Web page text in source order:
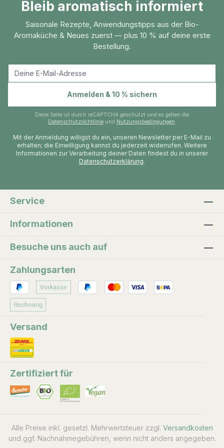
seit Jahrtausenden in vielen Kulturen auf der
Der Ingwer, der Wurzelstock auch
Ingwerwurzel genannt ist eine Pflanzenart aus
der Gattung Ingwer (Zingiber). Ingwer ist eine
krautige Pflanze, die Wuchshöhen von 50 bis
ca. 1,50 Zentimeter erreichen kann. Die Pflanze
den Tropen und Subtropen. Er wird traditionell
in Ländern wie u.a. Indien, Nigeria, China,
Nepal, Thailand, einigen Staaten in Südamerika
angebaut. Die genaue Heimat der Pflanze ist
unbekannt. Im 9. Jh. wurde die Pflanze im
deutschen Sprachraum bekannt. Der kultivierte
Ernte erfolgt meist noch von Hand. Die
Ingwerpflanze wird inzwischen sogar auch in
bezeichnet man die jung geernteten, milder
der Chilischoten aus Amerika war Ingwer neben
Pfeffer in Ostasien meist das einzige
verfügbare scharfe Gewürz.
Bleib aromatisch informiert
Saisonale Rezepte, Anwendungstipps aus der Bio-
Aromaküche & Neues zuerst — plus 10 % auf deine erste
Bestellung.
Anmelden & 10 % sichern
Diese Seite ist durch reCAPTCHA geschützt und es gelten die
Datenschutzrichtlinieund Nutzungsbedingungen.
Mit der Anmeldung willigst du ein, unseren Newsletter per E-Mail zu
erhalten; die Einwilligung kannst du jederzeit widerrufen. Weitere
Informationen zur Verarbeitung deiner Daten findest du in unserer
Datenschutzerklärung.
Service
Informationen
Besuche uns auch auf
Zahlungsarten
Versand
Zertifiziert für
Alle Preise inkl. gesetzl. Mehrwertsteuer zzgl. Versandkosten
und ggf. Nachnahmegebühren, wenn nicht anders angegeben.